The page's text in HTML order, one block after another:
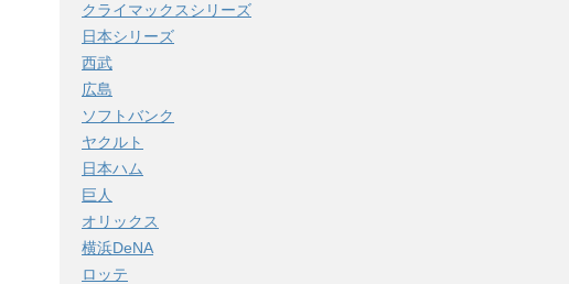
クライマックスシリーズ
日本シリーズ
西武
広島
ソフトバンク
ヤクルト
日本ハム
巨人
オリックス
横浜DeNA
ロッテ